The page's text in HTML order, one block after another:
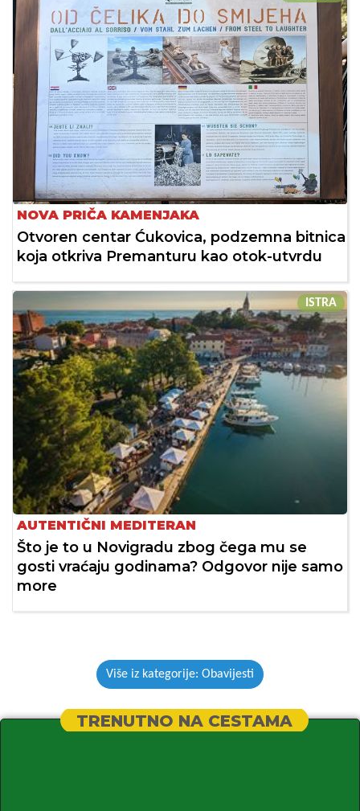
NOVA PRIČA KAMENJAKA
Otvoren centar Ćukovica, podzemna bitnica
koja otkriva Premanturu kao otok-utvrdu
ISTRA
AUTENTIČNI MEDITERAN
Što je to u Novigradu zbog čega mu se
gosti vraćaju godinama? Odgovor nije samo
more
Više iz kategorije: Obavijesti
TRENUTNO NA CESTAMA